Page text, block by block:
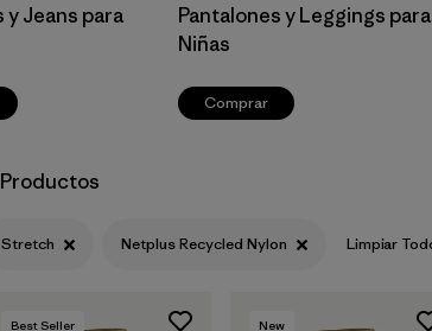
y Jeans para
Pantalones y Leggings para
Niñas
Comprar
Productos
Stretch Netplus Recycled Nylon Limpiar
Best Seller New